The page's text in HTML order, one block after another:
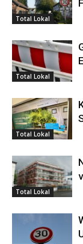
Total Lokal
Total Lokal
Total Lokal
Total Lokal